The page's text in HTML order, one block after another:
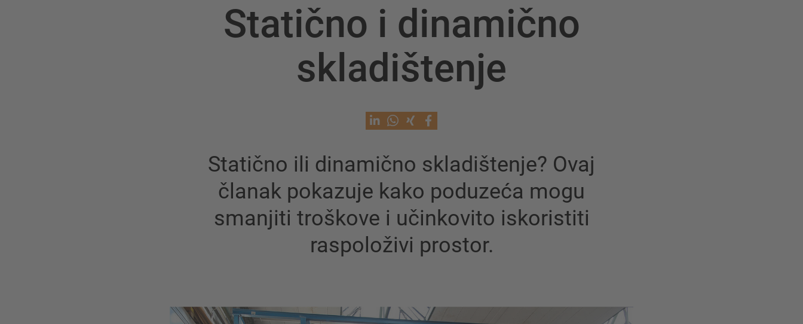
Statično i dinamično
skladištenje
Statično ili dinamično skladištenje? Ovaj
članak pokazuje kako poduzeća mogu
smanjiti troškove i učinkovito iskoristiti
raspoloživi prostor.